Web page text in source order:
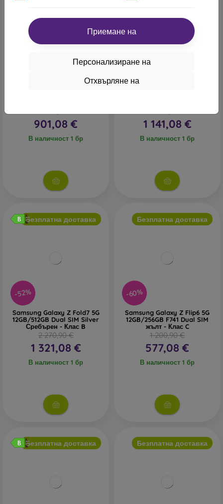
Приемане на
Персонализиране на
Отхвърляне на
901,08 €
В наличност 1 бр
1 141,08 €
В наличност 1 бр
-52%
Безплатна доставка
Samsung Galaxy Z Fold7 5G
12GB/512GB Dual SIM Silver
Сребърен - Клас B
2 270,90 €
1 321,08 €
В наличност 1 бр
-60%
Безплатна доставка
Samsung Galaxy Z Flip6 5G
12GB/256GB F741 Dual SIM
жълт - Клас C
1 200,90 €
577,08 €
В наличност 1 бр
Безплатна доставка Безплатна доставка